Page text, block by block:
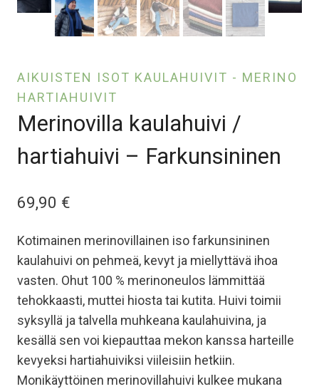
AIKUISTEN ISOT KAULAHUIVIT - MERINO
HARTIAHUIVIT
Merinovilla kaulahuivi /
hartiahuivi – Farkunsininen
69,90 €
Kotimainen merinovillainen iso farkunsininen
kaulahuivi on pehmeä, kevyt ja miellyttävä ihoa
vasten. Ohut 100 % merinoneulos lämmittää
tehokkaasti, muttei hiosta tai kutita. Huivi toimii
syksyllä ja talvella muhkeana kaulahuivina, ja
kesällä sen voi kiepauttaa mekon kanssa harteille
kevyeksi hartiahuiviksi viileisiin hetkiin.
Monikäyttöinen merinovillahuivi kulkee mukana